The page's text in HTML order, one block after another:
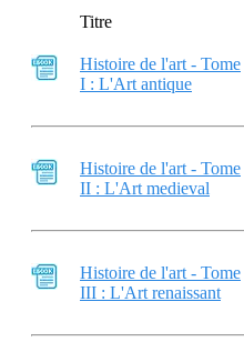
Titre
Histoire de l'art - Tome
I : L'Art antique
Histoire de l'art - Tome
II : L'Art medieval
Histoire de l'art - Tome
III : L'Art renaissant